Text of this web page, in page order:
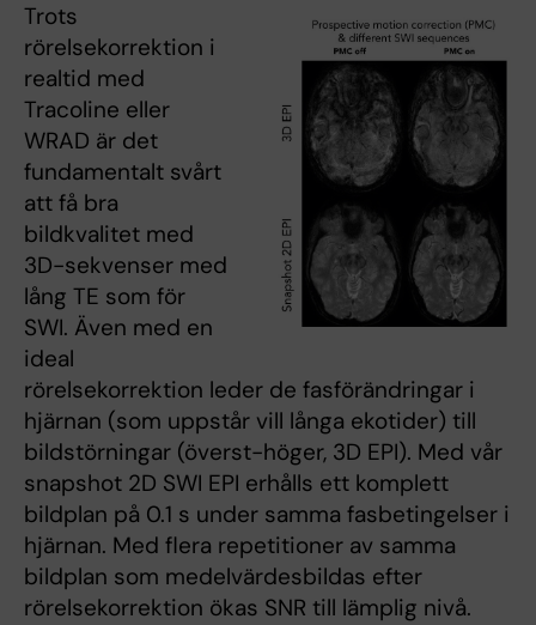
Trots
rörelsekorrektion i
realtid med
Tracoline eller
WRAD är det
fundamentalt svårt
att få bra
bildkvalitet med
3D-sekvenser med
lång TE som för
SWI. Även med en
ideal
rörelsekorrektion leder de fasförändringar i
hjärnan (som uppstår vill långa ekotider) till
bildstörningar (överst-höger, 3D EPI). Med vår
snapshot 2D SWI EPI erhålls ett komplett
bildplan på 0.1 s under samma fasbetingelser i
hjärnan. Med flera repetitioner av samma
bildplan som medelvärdesbildas efter
rörelsekorrektion ökas SNR till lämplig nivå.